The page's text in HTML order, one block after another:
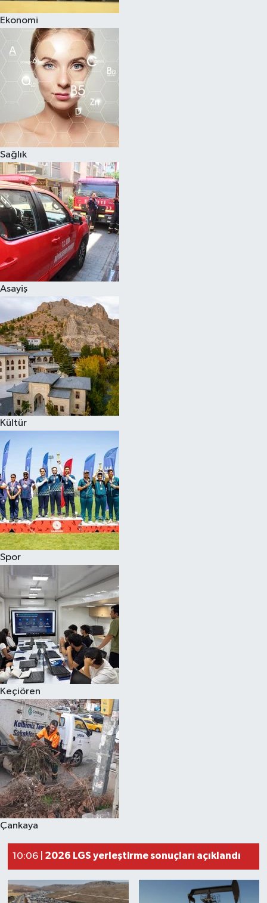
Ekonomi
Sağlık
Asayiş
Kültür
Spor
Keçiören
Çankaya
10:06 | 2026 LGS yerleştirme sonuçları açıklandı